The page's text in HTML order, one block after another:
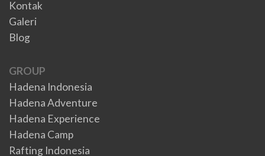
Kontak
Galeri
Blog
GROUP
Hadena Indonesia
Hadena Adventure
Hadena Experience
Hadena Camp
Rafting Indonesia